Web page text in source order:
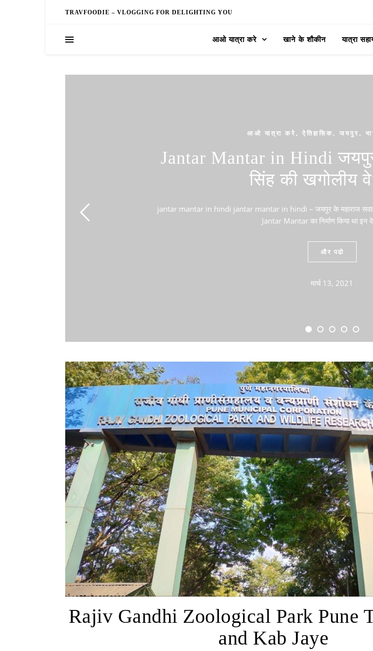
TRAVFOODIE – VLOGGING FOR DELIGHTING YOU
आओ यात्रा करे खाने के शौकीन यात्रा
आओ यात्रा करे , ऐतिहासिक , जयपुर ,
Jantar Mantar in Hindi
सिंह की खगोलीय
jantar mantar in hindi jantar mantar in hindi – जयपुर के महाराज सवाई
Jantar Mantar का निर्माण किया था इन
और पढो
मार्च 13, 2021
Rajiv Gandhi Zoological Park Pune
and Kab Jaye